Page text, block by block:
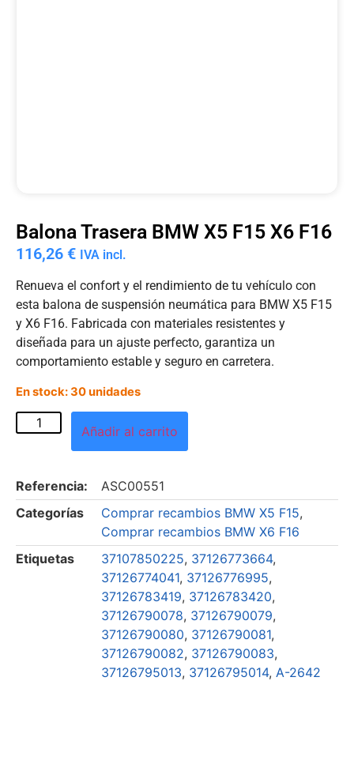
Balona Trasera BMW X5 F15 X6 F16
116,26 € IVA incl.
Renueva el confort y el rendimiento de tu vehículo con
esta balona de suspensión neumática para BMW X5 F15
y X6 F16. Fabricada con materiales resistentes y
diseñada para un ajuste perfecto, garantiza un
comportamiento estable y seguro en carretera.
En stock: 30 unidades
Añadir al carrito
Referencia:
ASC00551
Categorías
Comprar recambios BMW X5 F15,
Comprar recambios BMW X6 F16
Etiquetas
37107850225, 37126773664,
37126774041, 37126776995,
37126783419, 37126783420,
37126790078, 37126790079,
37126790080, 37126790081,
37126790082, 37126790083,
37126795013, 37126795014, A-2642